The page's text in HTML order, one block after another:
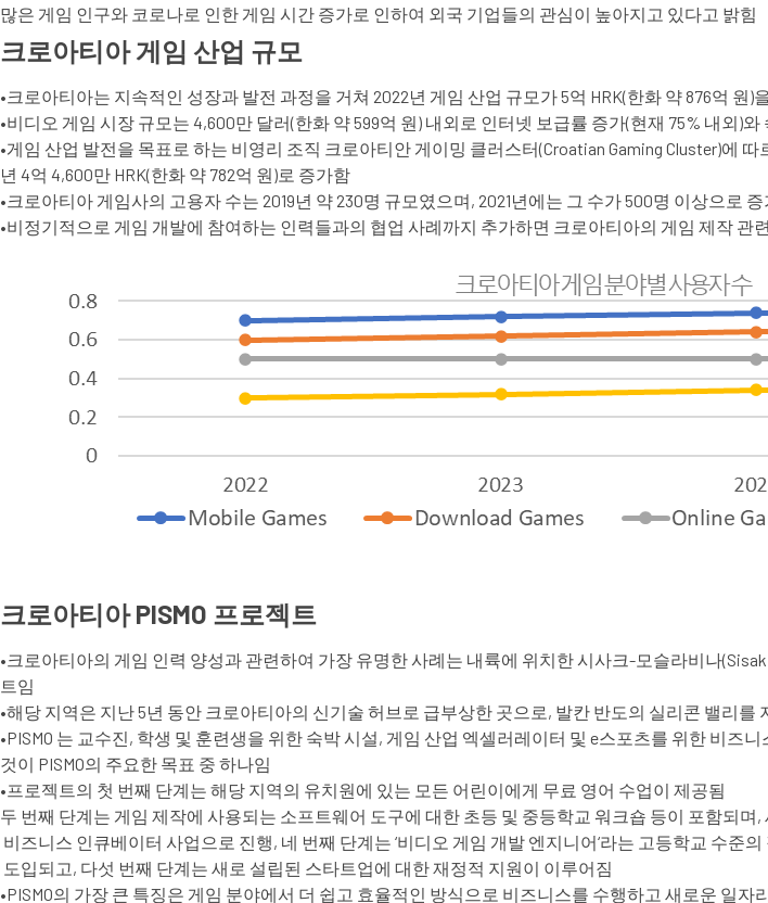
많은 게임 인구와 코로나로 인한 게임 시간 증가로 인하여 외국 기업들의 관심이 높아지고 있다고 밝힘
크로아티아 게임 산업 규모
•크로아티아는 지속적인 성장과 발전 과정을 거쳐 2022년 게임 산업 규모가 5억 HRK(한화 약 876억 원)
•비디오 게임 시장 규모는 4,600만 달러(한화 약 599억 원) 내외로 인터넷 보급률 증가(현재 75% 내외)
•게임 산업 발전을 목표로 하는 비영리 조직 크로아티안 게이밍 클러스터(Croatian Gaming Cluster)에
년 4억 4,600만 HRK(한화 약 782억 원)로 증가함
•크로아티아 게임사의 고용자 수는 2019년 약 230명 규모였으며, 2021년에는 그 수가 500명 이상으로
•비정기적으로 게임 개발에 참여하는 인력들과의 협업 사례까지 추가하면 크로아티아의 게임 제작 관
크로아티아 PISMO 프로젝트
•크로아티아의 게임 인력 양성과 관련하여 가장 유명한 사례는 내륙에 위치한 시사크-모슬라비나
트임
•해당 지역은 지난 5년 동안 크로아티아의 신기술 허브로 급부상한 곳으로, 발칸 반도의 실리콘 밸리를
•PISMO 는 교수진, 학생 및 훈련생을 위한 숙박 시설, 게임 산업 엑셀러레이터 및 e스포츠를 위한 비
것이 PISMO의 주요한 목표 중 하나임
•프로젝트의 첫 번째 단계는 해당 지역의 유치원에 있는 모든 어린이에게 무료 영어 수업이 제공됨
두 번째 단계는 게임 제작에 사용되는 소프트웨어 도구에 대한 초등 및 중등학교 워크숍 등이 포함되며,
비즈니스 인큐베이터 사업으로 진행, 네 번째 단계는 ‘비디오 게임 개발 엔지니어‘라는 고등학교 수준의
도입되고, 다섯 번째 단계는 새로 설립된 스타트업에 대한 재정적 지원이 이루어짐
•PISMO의 가장 큰 특징은 게임 분야에서 더 쉽고 효율적인 방식으로 비즈니스를 수행하고 새로운 일자